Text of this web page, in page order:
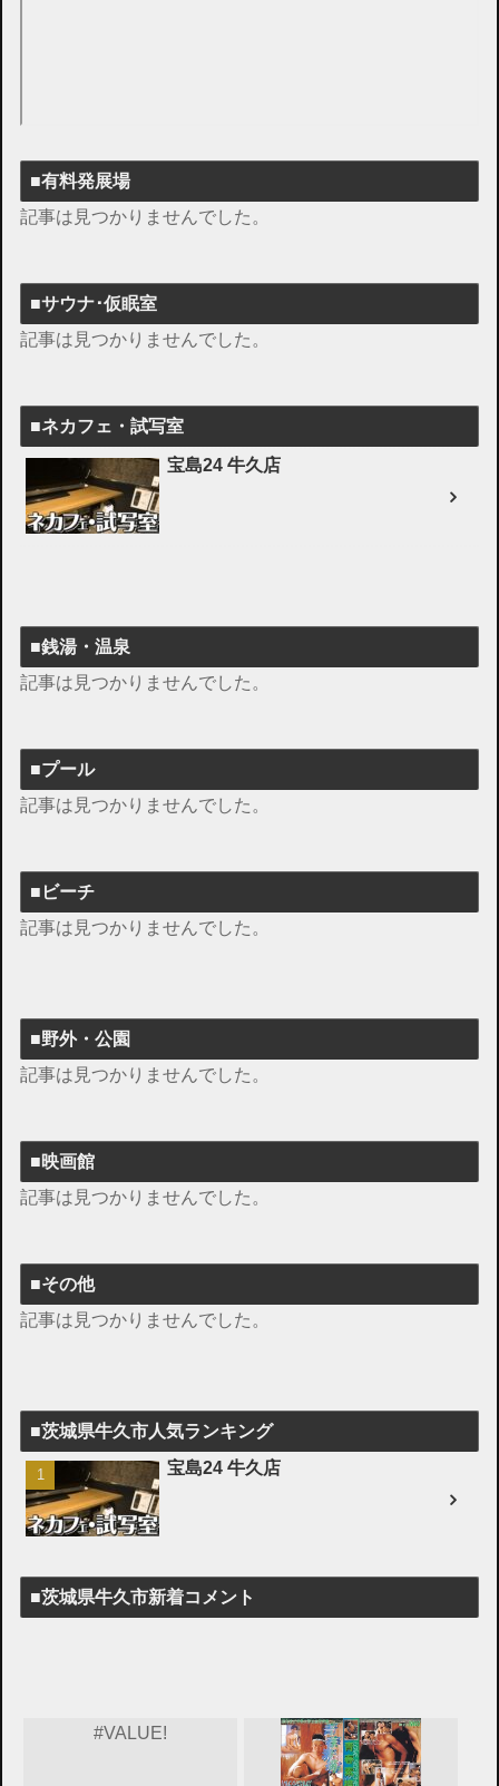
■有料発展場
記事は見つかりませんでした。
■サウナ･仮眠室
記事は見つかりませんでした。
■ネカフェ・試写室
宝島24 牛久店
■銭湯・温泉
記事は見つかりませんでした。
■プール
記事は見つかりませんでした。
■ビーチ
記事は見つかりませんでした。
■野外・公園
記事は見つかりませんでした。
■映画館
記事は見つかりませんでした。
■その他
記事は見つかりませんでした。
■茨城県牛久市人気ランキング
宝島24 牛久店
■茨城県牛久市新着コメント
#VALUE!